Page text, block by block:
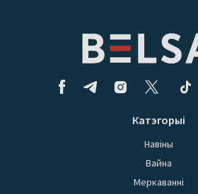
Катэгорыі
Навіны
Вайна
Меркаванні